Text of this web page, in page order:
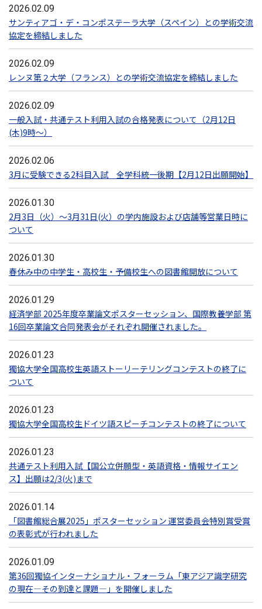
2026.02.09
サンティアゴ・デ・コンポステーラ大学（スペイン）との学術交流
協定を締結しました
2026.02.09
レンヌ第２大学（フランス）との学術交流協定を締結しました
2026.02.09
一般入試・共通テスト利用入試の合格発表について（2月12日
(木)9時～）
2026.02.06
3月に受験できる2科目入試 全学科統一後期【2月12日出願開始】
2026.01.30
2月3日（火）～3月31日(火）の学内施設および店舗等営業日時に
ついて
2026.01.30
春休み中の中学生・高校生・予備校生への図書館開放について
2026.01.29
経済学部 2025年度卒業論文ポスターセッション、国際教養学部 第
16回卒業論文合同発表会がそれぞれ開催されました。
2026.01.23
獨協大学全国高校生英語ストーリーテリングコンテストの終了に
ついて
2026.01.23
獨協大学全国高校生ドイツ語スピーチコンテストの終了について
2026.01.23
共通テスト利用入試【国公立併願型・英語資格・情報サイエン
ス】出願は2/3(火)まで
2026.01.14
「図書館総合展2025」ポスターセッション 運営委員会特別賞受賞
の表彰式が行われました
2026.01.09
第36回獨協インターナショナル・フォーラム「東アジア識字研究
の現在―その到達と課題―」を開催しました